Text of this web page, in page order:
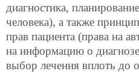
диагностика,
человека), а также
прав пациента (права на
на информацию о
выбор лечения вплоть до